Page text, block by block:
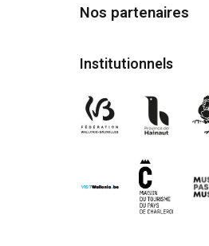
Nos partenaires
Institutionnels